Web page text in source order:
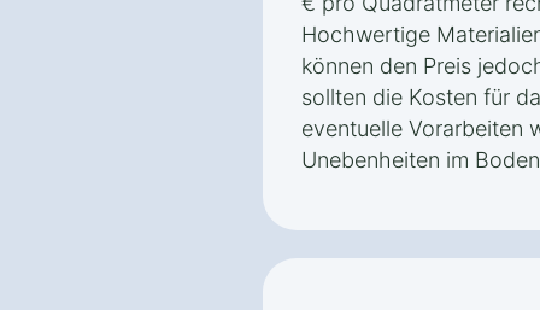
Hochwertige
können den Preis
sollten die Kosten für
eventuelle Vorarbeiten
Unebenheiten im